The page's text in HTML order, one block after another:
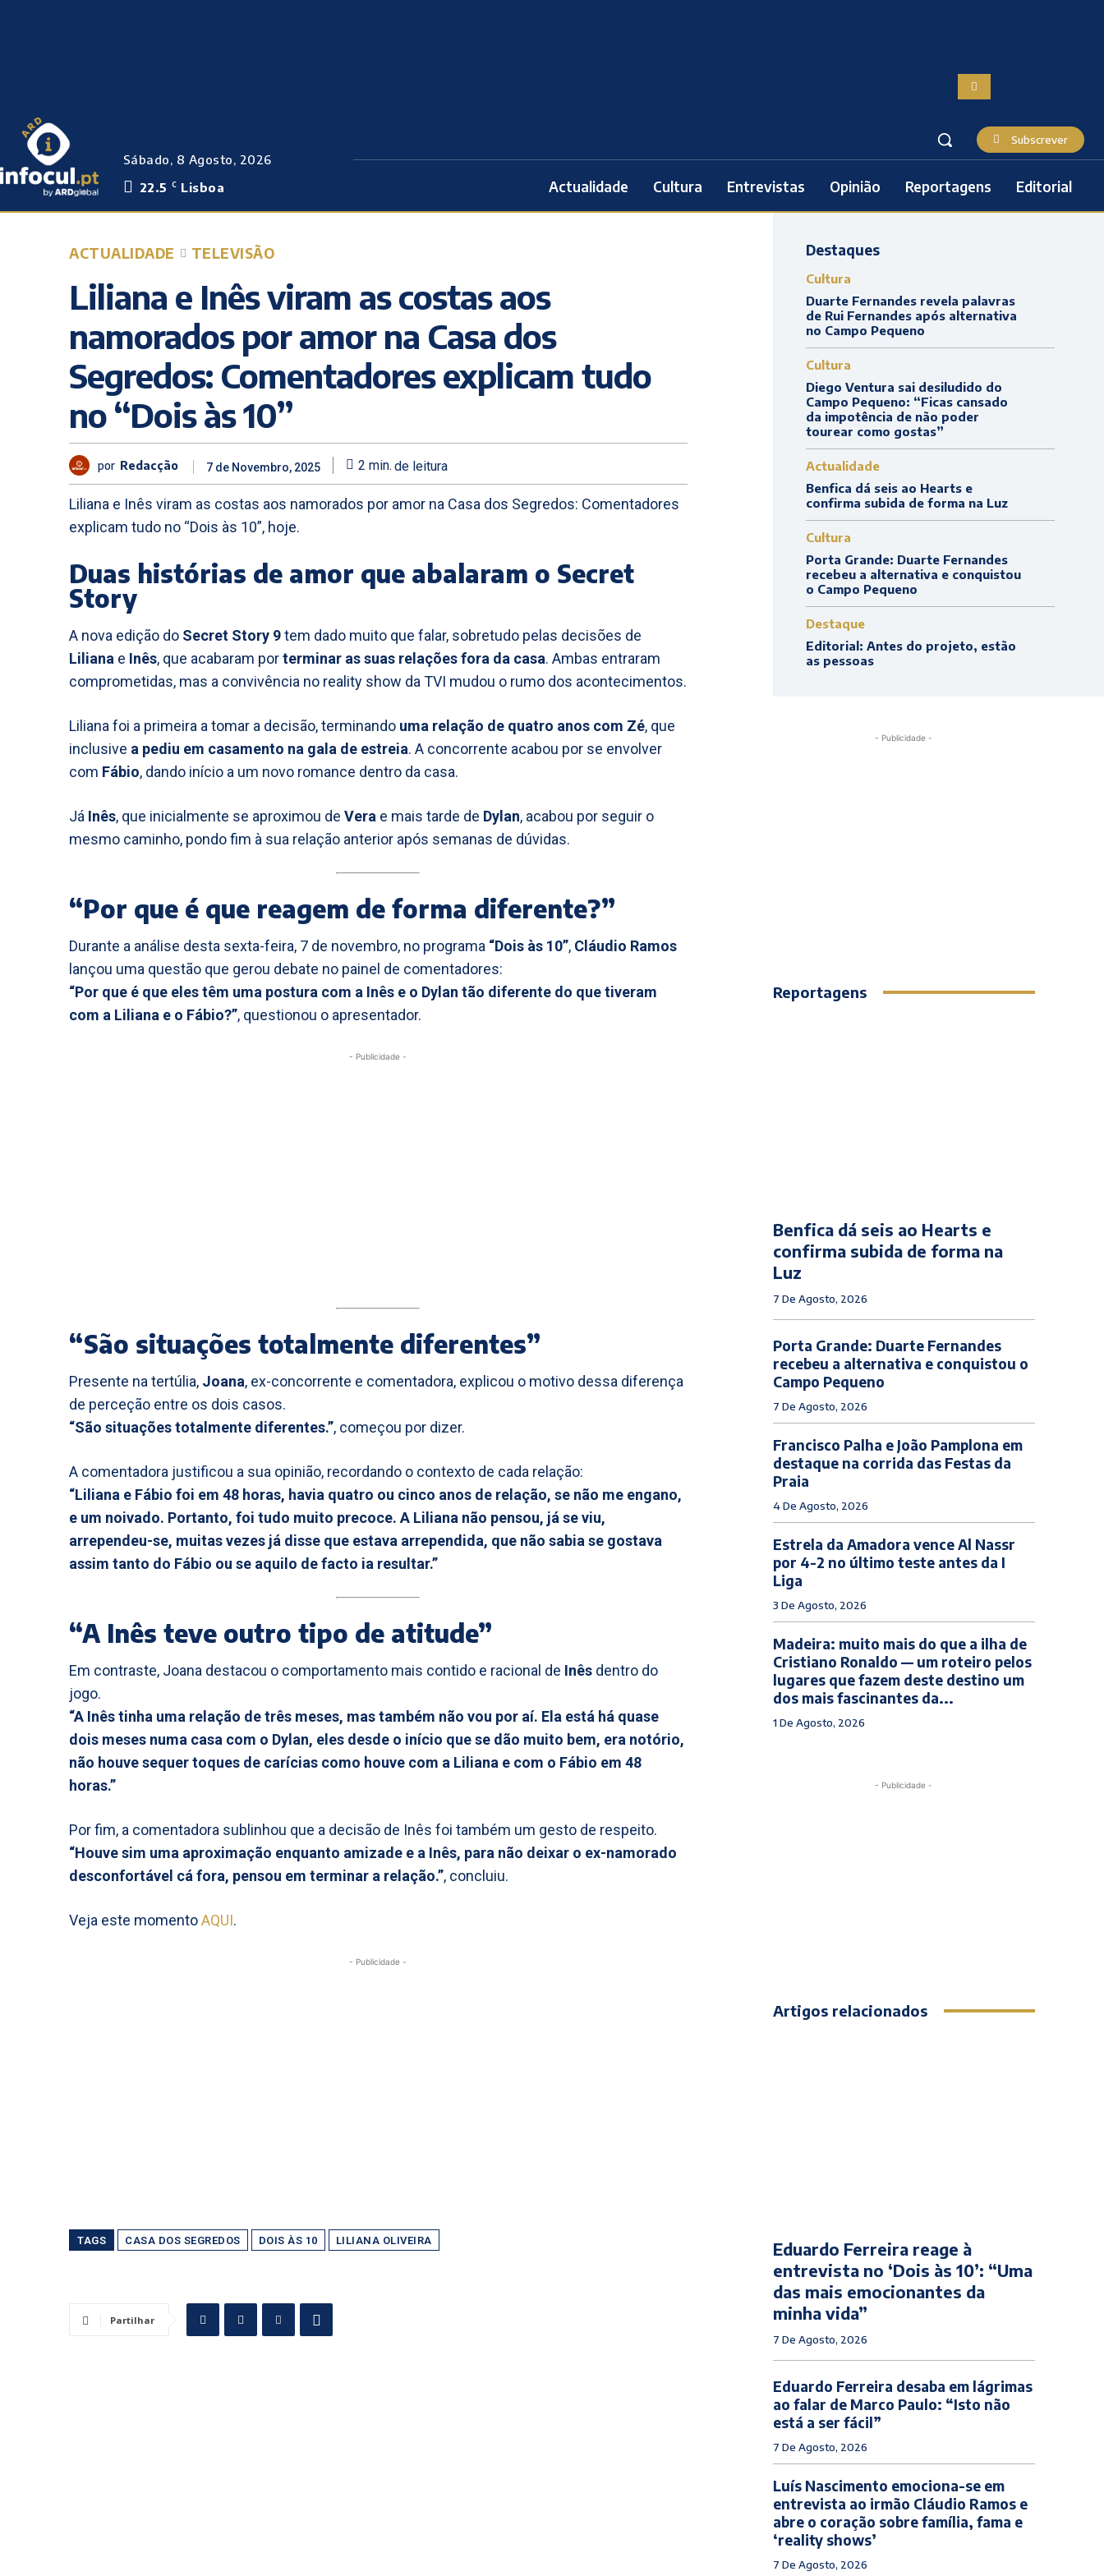
Sábado, 8 Agosto, 2026
22.5
C Lisboa
Subscrever
Actualidade Cultura Entrevistas Opinião Reportagens Editorial
ACTUALIDADE TELEVISÃO
Liliana e Inês viram as costas aos
namorados por amor na Casa dos
Segredos: Comentadores explicam tudo
no “Dois às 10”
por Redacção 7 de Novembro, 2025 2 min. de leitura
Liliana e Inês viram as costas aos namorados por amor na Casa dos Segredos: Comentadores
explicam tudo no “Dois às 10”, hoje.
Duas histórias de amor que abalaram o Secret
Story
A nova edição do Secret Story 9tem dado muito que falar, sobretudo pelas decisões de
Liliana e Inês, que acabaram porterminar as suas relações fora da casa. Ambas entraram
comprometidas, mas a convivência no reality show da TVI mudou o rumo dos acontecimentos.
Liliana foi a primeira a tomar a decisão, terminando uma relação de quatro anos com Zé, que
inclusive a pediu em casamento na gala de estreia. A concorrente acabou por se envolver
com Fábio, dando início a um novo romance dentro da casa.
Já Inês, que inicialmente se aproximou de Vera e mais tarde de Dylan, acabou por seguir o
mesmo caminho, pondo fim à sua relação anterior após semanas de dúvidas.
“Por que é que reagem de forma diferente?”
Durante a análise desta sexta-feira, 7 de novembro, no programa “Dois às 10”, Cláudio Ramos
lançou uma questão que gerou debate no painel de comentadores:
“Por que é que eles têm uma postura com a Inês e o Dylan tão diferente do que tiveram
com a Liliana e o Fábio?”, questionou o apresentador.
- Publicidade -
“São situações totalmente diferentes”
Presente na tertúlia, Joana, ex-concorrente e comentadora, explicou o motivo dessa diferença
de perceção entre os dois casos.
“São situações totalmente diferentes.”, começou por dizer.
A comentadora justificou a sua opinião, recordando o contexto de cada relação:
“Liliana e Fábio foi em 48 horas, havia quatro ou cinco anos de relação, se não me engano,
e um noivado. Portanto, foi tudo muito precoce. A Liliana não pensou, já se viu,
arrependeu-se, muitas vezes já disse que estava arrependida, que não sabia se gostava
assim tanto do Fábio ou se aquilo de facto ia resultar.”
“A Inês teve outro tipo de atitude”
Em contraste, Joana destacou o comportamento mais contido e racional de Inês dentro do
jogo.
“A Inês tinha uma relação de três meses, mas também não vou por aí. Ela está há quase
dois meses numa casa com o Dylan, eles desde o início que se dão muito bem, era notório,
não houve sequer toques de carícias como houve com a Liliana e com o Fábio em 48
horas.”
Por fim, a comentadora sublinhou que a decisão de Inês foi também um gesto de respeito.
“Houve sim uma aproximação enquanto amizade e a Inês, para não deixar o ex-namorado
desconfortável cá fora, pensou em terminar a relação.”, concluiu.
Veja este momentoAQUI.
- Publicidade -
TAGS CASA DOS SEGREDOS DOIS ÀS 10 LILIANA OLIVEIRA
Partilhar
Destaques
Cultura
Duarte Fernandes revela palavras
de Rui Fernandes após alternativa
no Campo Pequeno
Cultura
Diego Ventura sai desiludido do
Campo Pequeno: “Ficas cansado
da impotência de não poder
tourear como gostas”
Actualidade
Benfica dá seis ao Hearts e
confirma subida de forma na Luz
Cultura
Porta Grande: Duarte Fernandes
recebeu a alternativa e conquistou
o Campo Pequeno
Destaque
Editorial: Antes do projeto, estão
as pessoas
- Publicidade -
Reportagens
Benfica dá seis ao Hearts e
confirma subida de forma na
Luz
7 De Agosto, 2026
Porta Grande: Duarte Fernandes
recebeu a alternativa e conquistou o
Campo Pequeno
7 De Agosto, 2026
Francisco Palha e João Pamplona em
destaque na corrida das Festas da
Praia
4 De Agosto, 2026
Estrela da Amadora vence Al Nassr
por 4-2 no último teste antes da I
Liga
3 De Agosto, 2026
Madeira: muito mais do que a ilha de
Cristiano Ronaldo — um roteiro pelos
lugares que fazem deste destino um
dos mais fascinantes da...
1 De Agosto, 2026
- Publicidade -
Artigos relacionados
Eduardo Ferreira reage à
entrevista no ‘Dois às 10’: “Uma
das mais emocionantes da
minha vida”
7 De Agosto, 2026
Eduardo Ferreira desaba em lágrimas
ao falar de Marco Paulo: “Isto não
está a ser fácil”
7 De Agosto, 2026
Luís Nascimento emociona-se em
entrevista ao irmão Cláudio Ramos e
abre o coração sobre família, fama e
‘reality shows’
7 De Agosto, 2026